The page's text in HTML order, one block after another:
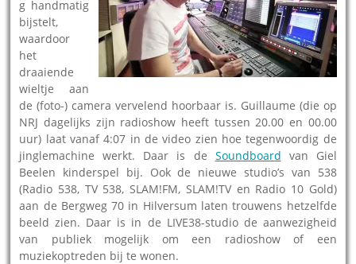
g handmatig
bijstelt,
waardoor
het
draaiende
wieltje aan
de (foto-) camera vervelend hoorbaar is. Guillaume (die op
NRJ dagelijks zijn radioshow heeft tussen 20.00 en 00.00
uur) laat vanaf 4:07 in de video zien hoe tegenwoordig de
jinglemachine werkt. Daar is de Soundboard van Giel
Beelen kinderspel bij. Ook de nieuwe studio’s van 538
(Radio 538, TV 538, SLAM!FM, SLAM!TV en Radio 10 Gold)
aan de Bergweg 70 in Hilversum laten trouwens hetzelfde
beeld zien. Daar is in de LIVE38-studio de aanwezigheid
van publiek mogelijk om een radioshow of een
muziekoptreden bij te wonen.